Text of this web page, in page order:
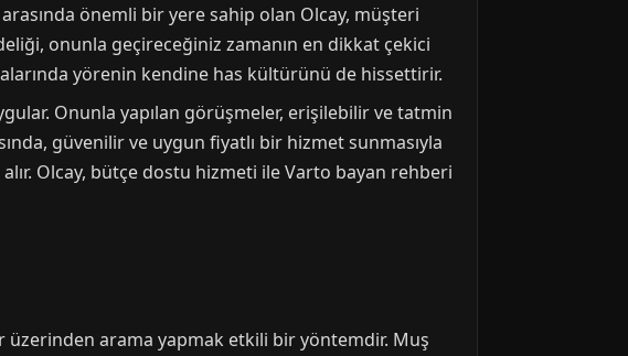
önemli bir yere sahip olan Olcay, müşteri
onunla geçireceğiniz zamanın en dikkat çekici
yörenin kendine has kültürünü de hissettirir.
Onunla yapılan görüşmeler, erişilebilir ve tatmin
güvenilir ve uygun fiyatlı bir hizmet sunmasıyla
Olcay, bütçe dostu hizmeti ile Varto bayan rehberi
arama yapmak etkili bir yöntemdir. Muş